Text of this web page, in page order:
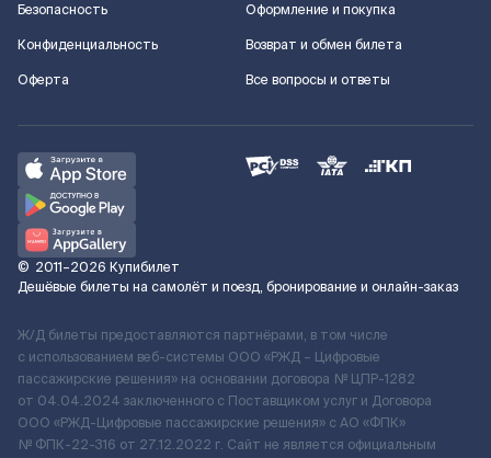
Безопасность
Конфиденциальность
Оферта
Оформление и покупка
Возврат и обмен билета
Все вопросы и ответы
© 2011–2026 Купибилет
Дешёвые билеты на самолёт и поезд, бронирование и онлайн-заказ
Ж/Д билеты предоставляются партнёрами, в том числе
с использованием веб-системы ООО «РЖД – Цифровые
пассажирские решения» на основании договора № ЦПР-1282
от 04.04.2024 заключенного с Поставщиком услуг и Договора
ООО «РЖД-Цифровые пассажирские решения» c АО «ФПК»
№ ФПК-22-316 от 27.12.2022 г. Сайт не является официальным